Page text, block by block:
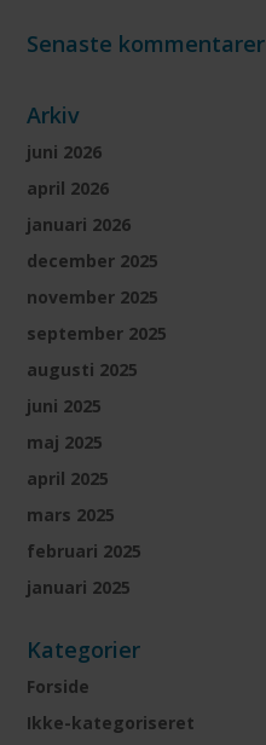
Senaste kommentarer
Arkiv
juni 2026
april 2026
januari 2026
december 2025
november 2025
september 2025
augusti 2025
juni 2025
maj 2025
april 2025
mars 2025
februari 2025
januari 2025
Kategorier
Forside
Ikke-kategoriseret